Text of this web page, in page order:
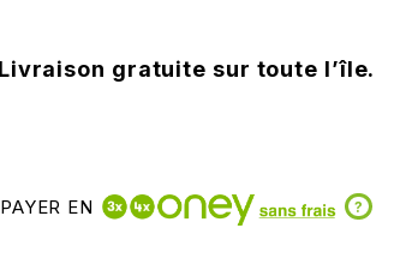
Livraison gratuite sur toute l’île.
EN ?